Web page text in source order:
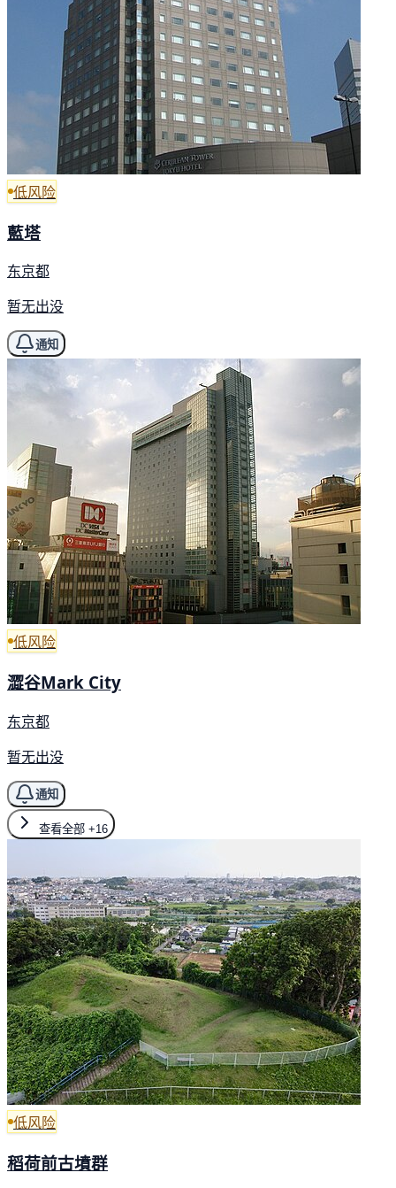
低风险
藍塔
东京都
暂无出没
通知
低风险
澀谷Mark City
东京都
暂无出没
通知
查看全部 +16
低风险
稻荷前古墳群